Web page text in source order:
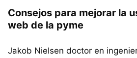
Consejos para mejorar la
web de la pyme
Jakob Nielsen doctor en